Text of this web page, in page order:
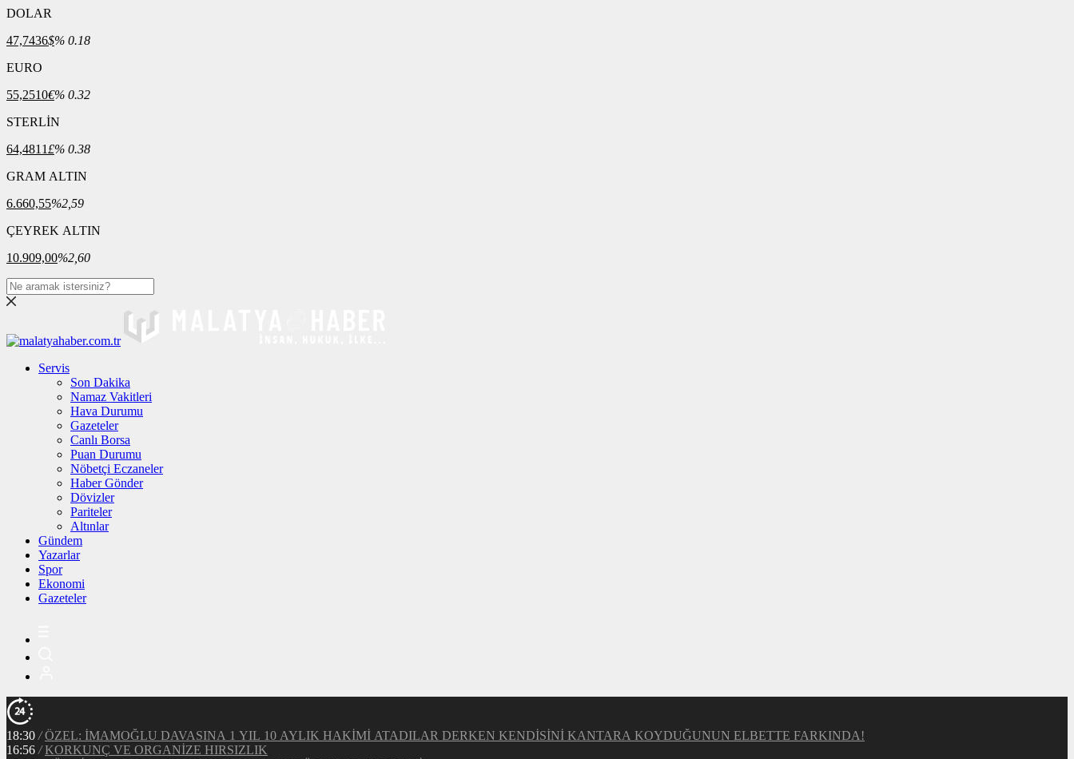
DOLAR
47,7436$% 0.18
EURO
55,2510€% 0.32
STERLİN
64,4811£% 0.38
GRAM ALTIN
6.660,55%2,59
ÇEYREK ALTIN
10.909,00%2,60
Servis
Son Dakika
Namaz Vakitleri
Hava Durumu
Gazeteler
Canlı Borsa
Puan Durumu
Nöbetçi Eczaneler
Haber Gönder
Dövizler
Pariteler
Altınlar
Gündem
Yazarlar
Spor
Ekonomi
Gazeteler
18:30 / ÖZEL: İMAMOĞLU DAVASINA 1 YIL 10 AYLIK HAKİMİ ATADILAR DERKEN KENDİSİNİ KANTARA KOYDUĞUNUN ELBETTE FARKINDA!
16:56 / KORKUNÇ VE ORGANİZE HIRSIZLIK